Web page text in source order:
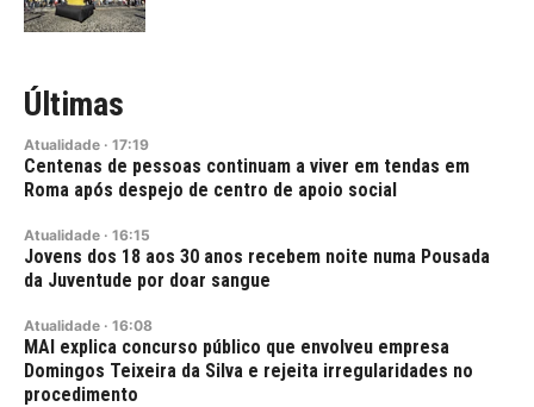
Últimas
Atualidade · 17:19
Centenas de pessoas continuam a viver em tendas em
Roma após despejo de centro de apoio social
Atualidade · 16:15
Jovens dos 18 aos 30 anos recebem noite numa Pousada
da Juventude por doar sangue
Atualidade · 16:08
MAI explica concurso público que envolveu empresa
Domingos Teixeira da Silva e rejeita irregularidades no
procedimento